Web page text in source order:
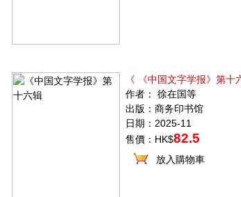
《 《中国文字学报》第十
作者： 徐在国等
出版：商务印书馆
日期：2025-11
售價：HK$82.5
放入購物車